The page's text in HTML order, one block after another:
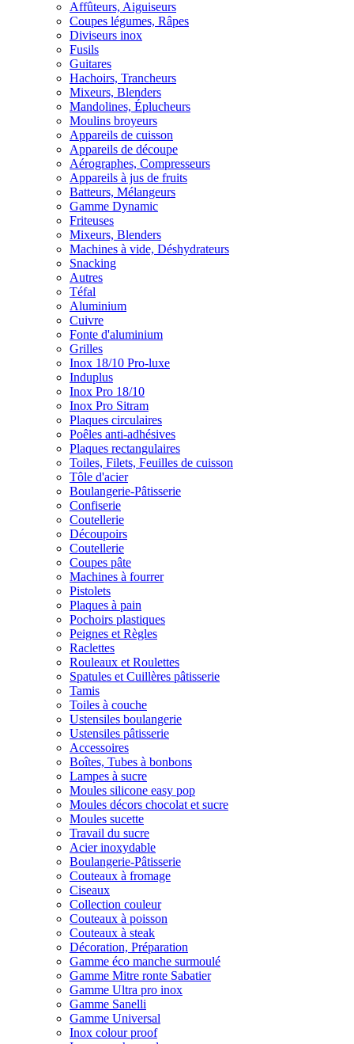
Affûteurs, Aiguiseurs
Coupes légumes, Râpes
Diviseurs inox
Fusils
Guitares
Hachoirs, Trancheurs
Mixeurs, Blenders
Mandolines, Éplucheurs
Moulins broyeurs
Appareils de cuisson
Appareils de découpe
Aérographes, Compresseurs
Appareils à jus de fruits
Batteurs, Mélangeurs
Gamme Dynamic
Friteuses
Mixeurs, Blenders
Machines à vide, Déshydrateurs
Snacking
Autres
Téfal
Aluminium
Cuivre
Fonte d'aluminium
Grilles
Inox 18/10 Pro-luxe
Induplus
Inox Pro 18/10
Inox Pro Sitram
Plaques circulaires
Poêles anti-adhésives
Plaques rectangulaires
Toiles, Filets, Feuilles de cuisson
Tôle d'acier
Boulangerie-Pâtisserie
Confiserie
Coutellerie
Découpoirs
Coutellerie
Coupes pâte
Machines à fourrer
Pistolets
Plaques à pain
Pochoirs plastiques
Peignes et Règles
Raclettes
Rouleaux et Roulettes
Spatules et Cuillères pâtisserie
Tamis
Toiles à couche
Ustensiles boulangerie
Ustensiles pâtisserie
Accessoires
Boîtes, Tubes à bonbons
Lampes à sucre
Moules silicone easy pop
Moules décors chocolat et sucre
Moules sucette
Travail du sucre
Acier inoxydable
Boulangerie-Pâtisserie
Couteaux à fromage
Ciseaux
Collection couleur
Couteaux à poisson
Couteaux à steak
Décoration, Préparation
Gamme éco manche surmoulé
Gamme Mitre ronte Sabatier
Gamme Ultra pro inox
Gamme Sanelli
Gamme Universal
Inox colour proof